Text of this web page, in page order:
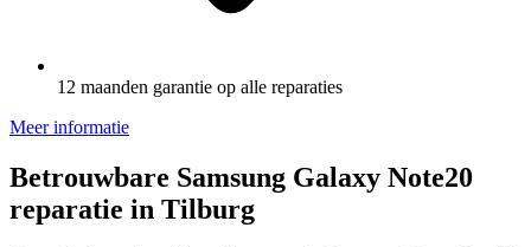
12 maanden garantie op alle reparaties
Meer informatie
Betrouwbare Samsung Galaxy Note20
reparatie in Tilburg